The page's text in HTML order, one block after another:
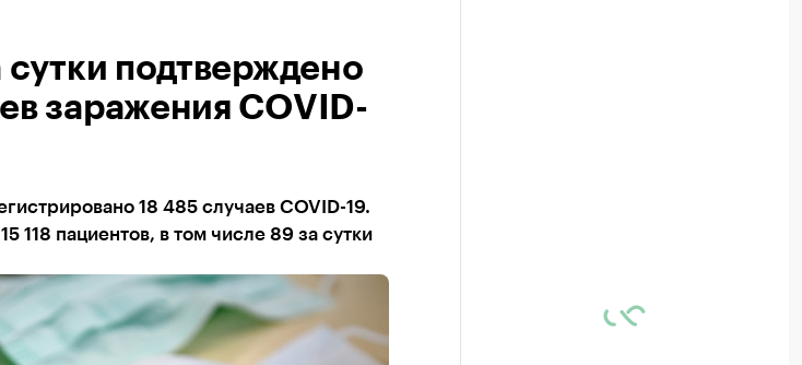
сутки подтверждено
заражения COVID-
18 485 случаев COVID-19.
118 пациентов, в том числе 89 за сутки